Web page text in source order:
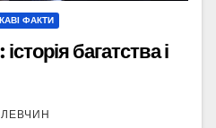
ФАКТИ
багатства і